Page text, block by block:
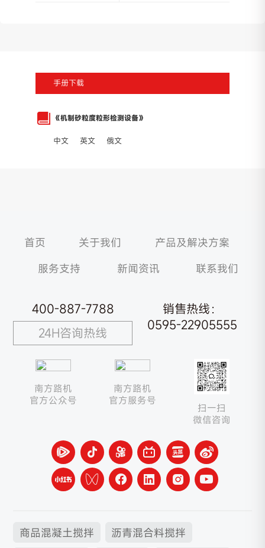
手册下载
《机制砂粒度粒形检测设备》
中文 英文 俄文
首页 关于我们
产品及解决方案
服务支持
新闻资讯 联系我们
400-887-7788
24H咨询热线
销售热线：
0595-22905555
南方路机
官方公众号
南方路机
官方服务号
扫一扫
微信咨询
商品混凝土搅拌 沥青混合料搅拌